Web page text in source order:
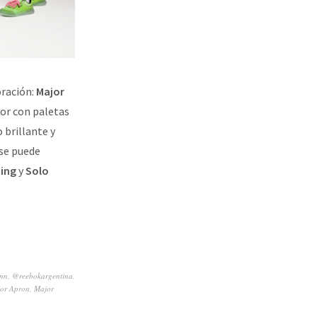
Major
con paletas
brillante y
puede
ySolo
, @reebokargentina,
Apron, Major